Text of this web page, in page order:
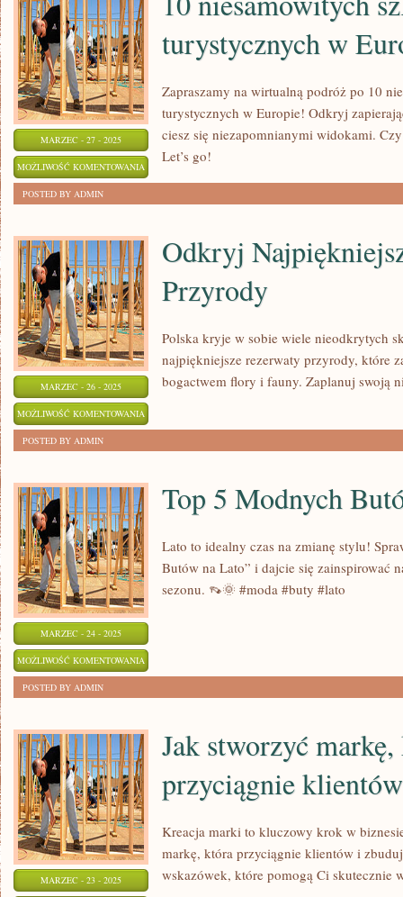
MARZEC - 27 - 2025
MOŻLIWOŚĆ KOMENTOWANIA
TURYSTYCZNYCH
ZOSTAŁA WYŁĄCZONA
turystycznych w
Zapraszamy na wirtualną podróż po 10
turystycznych w Europie! Odkryj
ciesz się niezapomnianymi widokami.
Let’s go!
POSTED BY ADMIN
MARZEC - 26 - 2025
MOŻLIWOŚĆ KOMENTOWANIA
PRZYRODY
ZOSTAŁA WYŁĄCZONA
Odkryj
Przyrody
Polska kryje w sobie wiele nieodkrytych
najpiękniejsze rezerwaty przyrody, które
bogactwem flory i fauny. Zaplanuj swoją
POSTED BY ADMIN
MARZEC - 24 - 2025
MOŻLIWOŚĆ KOMENTOWANIA
BUTÓW
ZOSTAŁA WYŁĄCZONA
Top 5 Modnych
Lato to idealny czas na zmianę stylu!
Butów na Lato” i dajcie się zainspirować
sezonu. 👡🌞 #moda #buty #lato
POSTED BY ADMIN
MARZEC - 23 - 2025
Jak stworzyć
przyciągnie
Kreacja marki to kluczowy krok w
markę, która przyciągnie klientów i
wskazówek, które pomogą Ci skutecznie